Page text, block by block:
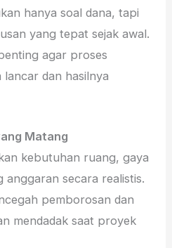
hanya soal dana, tapi
yang tepat sejak awal.
agar proses
dan hasilnya
Matang
kebutuhan ruang, gaya
anggaran secara realistis.
pemborosan dan
mendadak saat proyek